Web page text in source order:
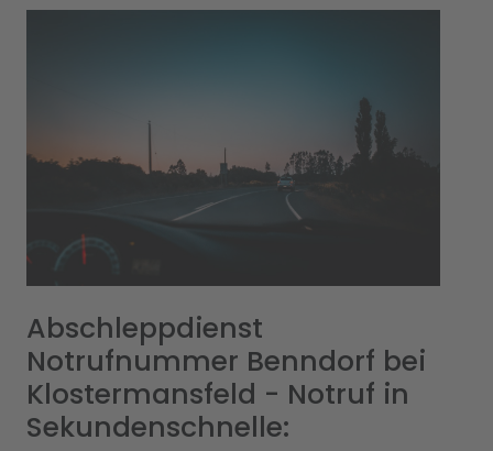
Abschleppdienst
Notrufnummer Benndorf bei
Klostermansfeld - Notruf in
Sekundenschnelle: